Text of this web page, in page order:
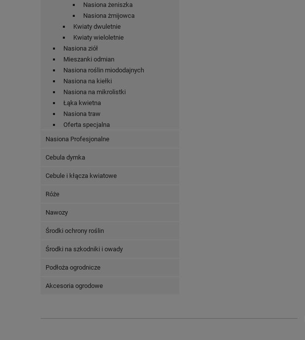
Nasiona żeniszka
Nasiona żmijowca
Kwiaty dwuletnie
Kwiaty wieloletnie
Nasiona ziół
Mieszanki odmian
Nasiona roślin miododajnych
Nasiona na kiełki
Nasiona na mikrolistki
Łąka kwietna
Nasiona traw
Oferta specjalna
Nasiona Profesjonalne
Cebula dymka
Cebule i kłącza kwiatowe
Róże
Nawozy
Środki ochrony roślin
Środki na szkodniki i owady
Podłoża ogrodnicze
Akcesoria ogrodowe